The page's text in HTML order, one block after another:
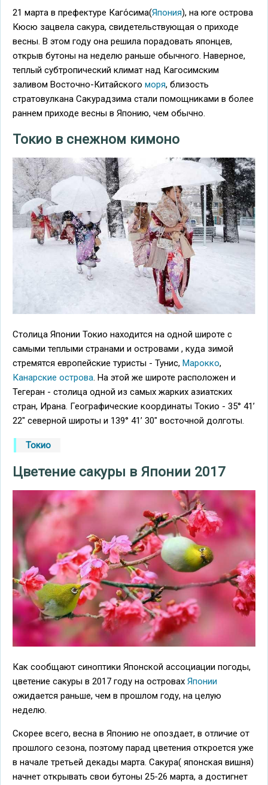
21 марта в префектуре Каго́сима(Япония), на юге острова
Кюсю зацвела сакура, свидетельствующая о приходе
весны. В этом году она решила порадовать японцев,
открыв бутоны на неделю раньше обычного. Наверное,
теплый субтропический климат над Кагосимским
заливом Восточно-Китайского моря, близость
стратовулкана Сакурадзима стали помощниками в более
раннем приходе весны в Японию, чем обычно.
Токио в снежном кимоно
Столица Японии Токио находится на одной широте с
самыми теплыми странами и островами , куда зимой
стремятся европейские туристы - Тунис, Марокко,
Канарские острова. На этой же широте расположен и
Тегеран - столица одной из самых жарких азиатских
стран, Ирана. Географические координаты Токио - 35° 41’
22" северной широты и 139° 41’ 30" восточной долготы.
Токио
Цветение сакуры в Японии 2017
Как сообщают синоптики Японской ассоциации погоды,
цветение сакуры в 2017 году на островах Японии
ожидается раньше, чем в прошлом году, на целую
неделю.
Скорее всего, весна в Японию не опоздает, в отличие от
прошлого сезона, поэтому парад цветения откроется уже
в начале третьей декады марта. Сакура( японская вишня)
начнет открывать свои бутоны 25-26 марта, а достигнет